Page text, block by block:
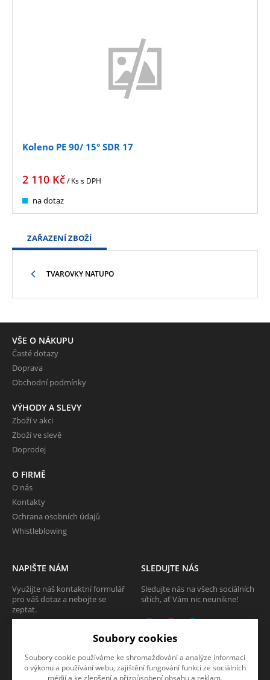
Koleno PE 90/ 15° SDR 17
2 110 Kč/ Kss DPH
na dotaz
ZAŘAZENÍ ZBOŽÍ
TVAROVKY NATUPO
VŠE O NÁKUPU
Časté dotazy
Doprava
Obchodní podmínky
VÝHODY A SLEVY
Zboží v akci
Zboží ve slevě
Doprodej
O FIRMĚ
O nás
Kontakty
Ochrana osobních údajů
Whistleblowing
NAPIŠTE NÁM
Využijte náš kontaktní formulář
pro váš dotaz a nebojte se
zeptat.
SLEDUJTE NÁS
Sledujte nás na všech sociálních
sítích, ať Vám nic neunikne!
Soubory cookies
Soubory cookie používáme ke shromažďování a analýze informací
o výkonu a používání webu, zajištění fungování funkcí ze sociálních
médií a ke zlepšení a přizpůsobení obsahu a reklam.